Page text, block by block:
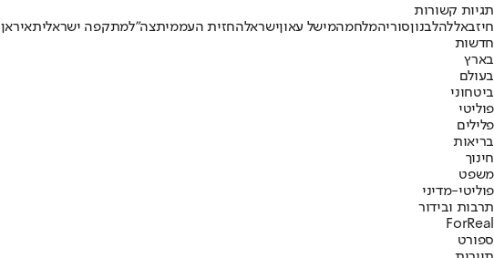
תגיות קשורות
חיזבאללהלבנוןסוריהמלחמהמישל עאוןישראלהחזית העממיתצה"למתקפה ישראליתאיראן
חדשות
בארץ
בעולם
ביטחוני
פוליטי
פלילים
בריאות
חינוך
משפט
פוליטי-מדיני
תרבות ובידור
ForReal
ספורט